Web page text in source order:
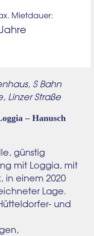
Mietdauer:
S Bahn
Linzer Straße
– Hanusch
günstig
mit Loggia, mit
in einem 2020
Lage.
und